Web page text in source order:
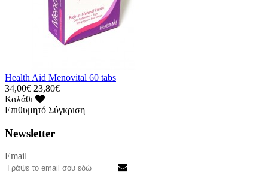
Health Aid Menovital 60 tabs
34,00€ 23,80€
Καλάθι
Επιθυμητό Σύγκριση
Newsletter
Email